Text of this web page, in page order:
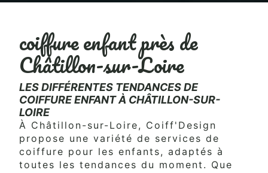
coiffure enfant près de
Châtillon-sur-Loire
LES DIFFÉRENTES TENDANCES DE
COIFFURE ENFANT À CHÂTILLON-SUR-
LOIRE
À Châtillon-sur-Loire, Coiff'Design
propose une variété de services de
coiffure pour les enfants, adaptés à
toutes les tendances du moment. Que